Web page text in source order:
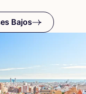
Bajos